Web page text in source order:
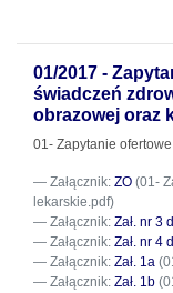
01/2017 -
świadczeń
obrazowej oraz
01- Zapytanie ofertowe
Załącznik: ZO (01-
lekarskie.pdf)
Załącznik: Zał. nr 3
Załącznik: Zał. nr 4
Załącznik: Zał. 1a
Załącznik: Zał. 1b